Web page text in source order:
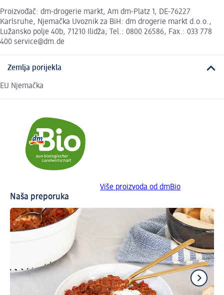
Proizvođač: dm-drogerie markt, Am dm-Platz 1, DE-76227
Karlsruhe, Njemačka Uvoznik za BiH: dm drogerie markt d.o.o.,
Lužansko polje 40b, 71210 Ilidža; Tel.: 0800 26586, Fax.: 033 778
400 service@dm.de
Zemlja porijekla
EU Njemačka
Više proizvoda od dmBio
Naša preporuka